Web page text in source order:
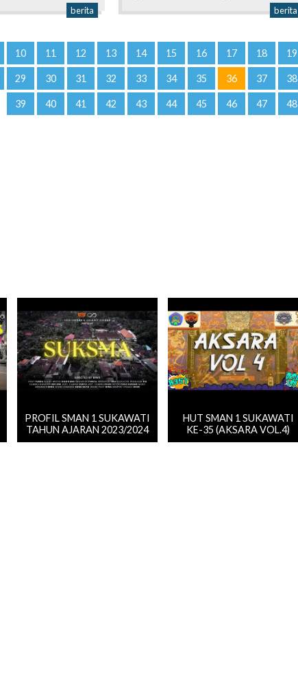
berita berita
10 11 12 13 14 15 16 17 18 19
29 30 31 32 33 34 35 36 37 38
39 40 41 42 43 44 45 46 47 48
PROFIL SMAN 1 SUKAWATI
TAHUN AJARAN 2023/2024
HUT SMAN 1 SUKAWATI
KE-35 (AKSARA VOL.4)